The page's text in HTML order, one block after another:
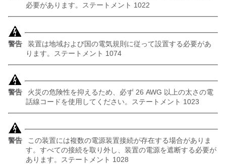
必要があります。ステートメント 1022
警告
装置は地域および国の電気規則に従って設置する必要があ
ります。ステートメント 1074
警告
火災の危険性を抑えるため、必ず 26 AWG 以上の太さの電
話線コードを使用してください。ステートメント 1023
警告
この装置には複数の電源装置接続が存在する場合がありま
す。すべての接続を取り外し、装置の電源を遮断する必要が
あります。ステートメント 1028